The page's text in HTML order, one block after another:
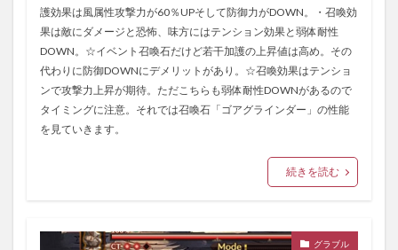
護効果は風属性攻撃力が60％UPそして防御力がDOWN。・召喚効
果は敵にダメージと恐怖、味方にはテンション効果と弱体耐性
DOWN。☆イベント召喚石だけど若干加護の上昇値は高め。その
代わりに防御DOWNにデメリットがあり。☆召喚効果はテンショ
ンで攻撃力上昇が期待。ただこちらも弱体耐性DOWNがあるので
タイミングに注意。それでは召喚石「ゴアグラインダー」の性能
を見ていきます。
続きを読む
グラブル